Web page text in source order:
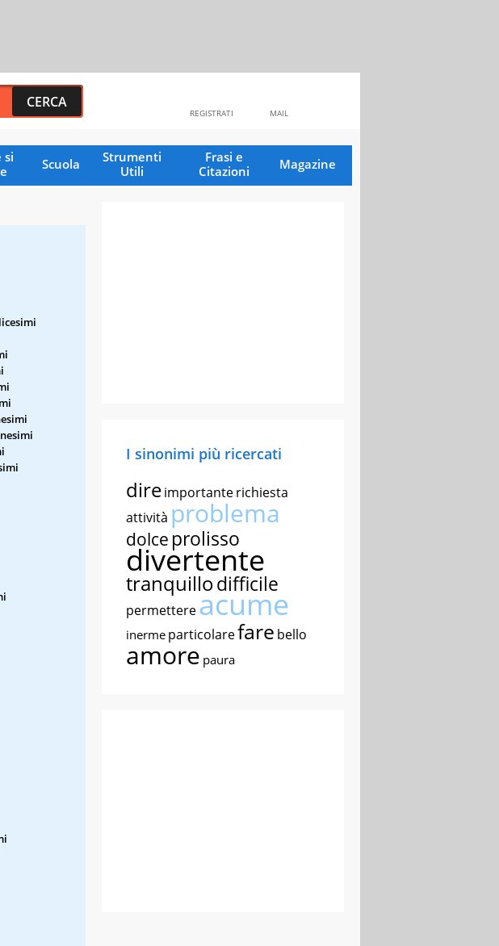
MAIL
REGISTRATI
si
Scuola
Strumenti
Utili
Frasi e
Citazioni
Magazine
I sinonimi più ricercati
direimportanterichiesta
attività problema
dolce prolisso
divertente
tranquillodifficile
permettereacume
inerme particolarefare bello
amore paura